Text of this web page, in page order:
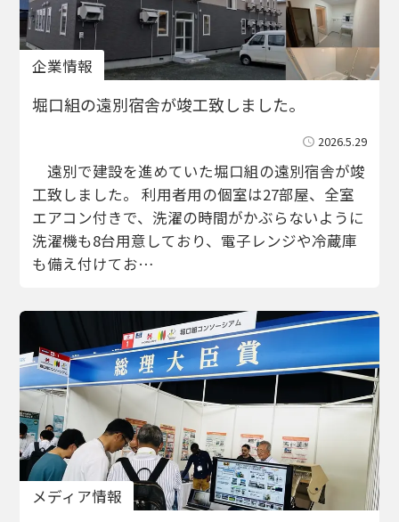
企業情報
堀口組の遠別宿舎が竣工致しました。
2026.5.29
遠別で建設を進めていた堀口組の遠別宿舎が竣
工致しました。 利用者用の個室は27部屋、全室
エアコン付きで、洗濯の時間がかぶらないように
洗濯機も8台用意しており、電子レンジや冷蔵庫
も備え付けてお…
メディア情報